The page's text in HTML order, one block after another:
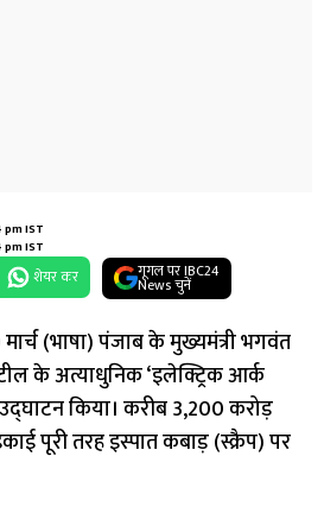
pm IST
pm IST
शेयर कर गूगल पर IBC24
News चुनें
(भाषा) पंजाब के मुख्यमंत्री भगवंत
के अत्याधुनिक ‘इलेक्ट्रिक आर्क
किया। करीब 3,200 करोड़
पूरी तरह इस्पात कबाड़ (स्क्रैप) पर